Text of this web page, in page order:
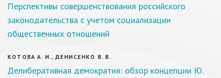
Перспективы совершенствования российского
законодательства с учетом социализации
общественных отношений
КОТОВА А. И., ДЕНИСЕНКО В. В.
Делиберативная демократия: обзор концепции Ю.